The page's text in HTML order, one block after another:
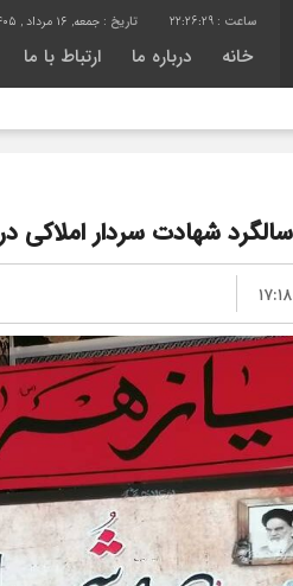
22:26:30 تاریخ : جمعه, ۱۶ مرداد , ۱۴۰۵
خانه درباره ما ارتباط با ما
وقتی
شهادت سردار املاکی در